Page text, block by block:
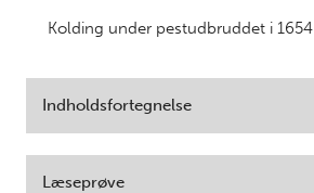
Kolding under pestudbruddet i 1654
Indholdsfortegnelse
Læseprøve